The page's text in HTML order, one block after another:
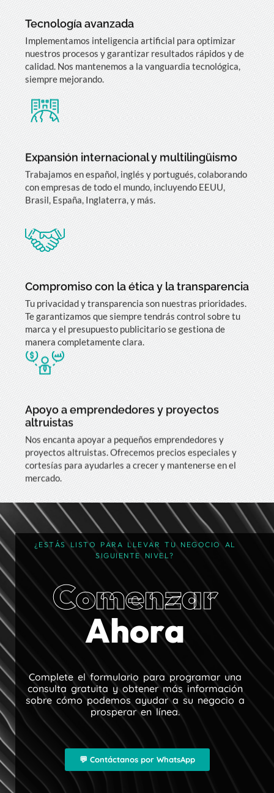
Tecnología avanzada
Implementamos inteligencia artificial para optimizar
nuestros procesos y garantizar resultados rápidos y de
calidad. Nos mantenemos a la vanguardia tecnológica,
siempre mejorando.
Expansión internacional y multilingüismo
Trabajamos en español, inglés y portugués, colaborando
con empresas de todo el mundo, incluyendo EEUU,
Brasil, España, Inglaterra, y más.
Compromiso con la ética y la transparencia
Tu privacidad y transparencia son nuestras prioridades.
Te garantizamos que siempre tendrás control sobre tu
marca y el presupuesto publicitario se gestiona de
manera completamente clara.
Apoyo a emprendedores y proyectos
altruistas
Nos encanta apoyar a pequeños emprendedores y
proyectos altruistas. Ofrecemos precios especiales y
cortesías para ayudarles a crecer y mantenerse en el
mercado.
¿ EST ÁS L I STO P AR A L L EVA R T U N EGOC IO AL
SIG UI ENT E NI VE L?
Comenzar
Ahora
Complete el formulario para programar una
consulta gratuita y obtener más información
sobre cómo podemos ayudar a su negocio a
prosperar en línea.
💬 Contáctanos por WhatsApp